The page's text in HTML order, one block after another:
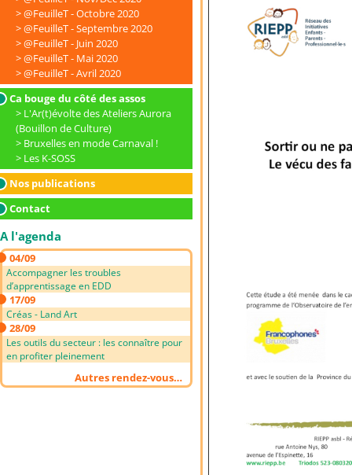
@FeuilleT - Octobre 2020
@FeuilleT - Septembre 2020
@FeuilleT - Juin 2020
@FeuilleT - Mai 2020
@FeuilleT - Avril 2020
Ca bouge du côté des assos
L'Ar(t)évolte des Ateliers Aurora
(Bouillon de Culture)
Bruxelles en mode Carnaval !
Les K-SOSS
Nos publications
Contact
A l'agenda
04/09
Accompagner les troubles
d’apprentissage en EDD
17/09
Créas - Land Art
28/09
Les outils du secteur : les connaître pour
en profiter pleinement
Autres rendez-vous…